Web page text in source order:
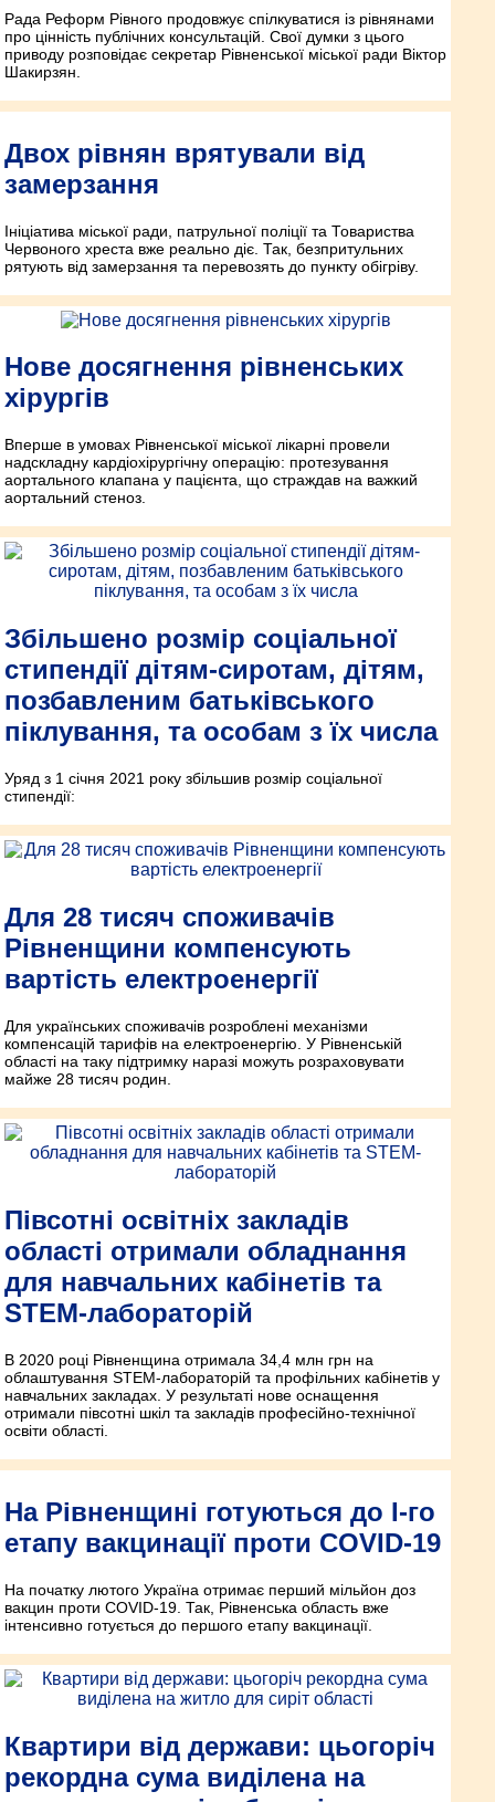
Рада Реформ Рівного продовжує спілкуватися із рівнянами
про цінність публічних консультацій. Свої думки з цього
приводу розповідає секретар Рівненської міської ради Віктор
Шакирзян.
Двох рівнян врятували від
замерзання
Ініціатива міської ради, патрульної поліції та Товариства
Червоного хреста вже реально діє. Так, безпритульних
рятують від замерзання та перевозять до пункту обігріву.
Нове досягнення рівненських
хірургів
Вперше в умовах Рівненської міської лікарні провели
надскладну кардіохірургічну операцію: протезування
аортального клапана у пацієнта, що страждав на важкий
аортальний стеноз.
Збільшено розмір соціальної
стипендії дітям-сиротам, дітям,
позбавленим батьківського
піклування, та особам з їх числа
Уряд з 1 січня 2021 року збільшив розмір соціальної
стипендії:
Для 28 тисяч споживачів
Рівненщини компенсують
вартість електроенергії
Для українських споживачів розроблені механізми
компенсацій тарифів на електроенергію. У Рівненській
області на таку підтримку наразі можуть розраховувати
майже 28 тисяч родин.
Півсотні освітніх закладів
області отримали обладнання
для навчальних кабінетів та
STEM-лабораторій
В 2020 році Рівненщина отримала 34,4 млн грн на
облаштування STEM-лабораторій та профільних кабінетів у
навчальних закладах. У результаті нове оснащення
отримали півсотні шкіл та закладів професійно-технічної
освіти області.
На Рівненщині готуються до І-го
етапу вакцинації проти COVID-19
На початку лютого Україна отримає перший мільйон доз
вакцин проти COVID-19. Так, Рівненська область вже
інтенсивно готується до першого етапу вакцинації.
Квартири від держави: цьогоріч
рекордна сума виділена на